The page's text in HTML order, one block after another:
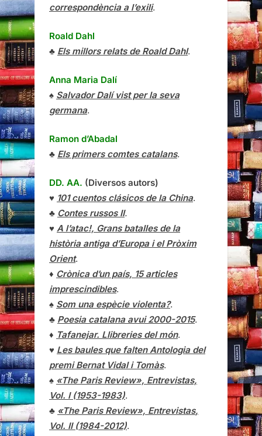
correspondència a l’exili.
Roald Dahl
♣ Els millors relats de Roald Dahl.
Anna Maria Dalí
♠ Salvador Dalí vist per la seva
germana.
Ramon d’Abadal
♣ Els primers comtes catalans.
DD. AA. (Diversos autors)
♥ 101 cuentos clásicos de la China.
♣ Contes russos II.
♥ A l’atac!, Grans batalles de la
història antiga d’Europa i el Pròxim
Orient.
♦ Crònica d’un país, 15 articles
imprescindibles.
♠ Som una espècie violenta?.
♣ Poesia catalana avui 2000-2015.
♦ Tafanejar. Llibreries del món.
♥ Les baules que falten Antologia del
premi Bernat Vidal i Tomàs.
♠ «The Paris Review», Entrevistas,
Vol. I (1953-1983).
♣ «The Paris Review», Entrevistas,
Vol. II (1984-2012).